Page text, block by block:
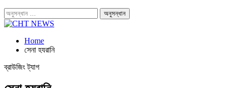
Home
সেনা হযরানি
ব্রাউজিং ট্যাগ